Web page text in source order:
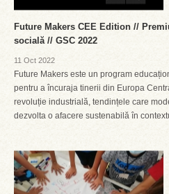
Future Makers CEE Edition //
socială // GSC 2022
11 Oct 2022
Future Makers este un program
pentru a încuraja tinerii din Europa
revoluție industrială, tendințele care
dezvolta o afacere sustenabilă în